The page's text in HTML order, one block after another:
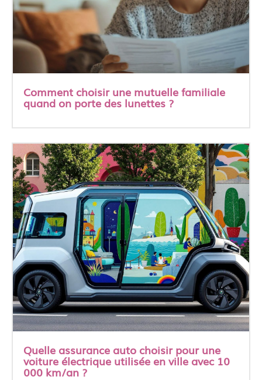
Comment choisir une mutuelle familiale
quand on porte des lunettes ?
Quelle assurance auto choisir pour une
voiture électrique utilisée en ville avec 10
000 km/an ?